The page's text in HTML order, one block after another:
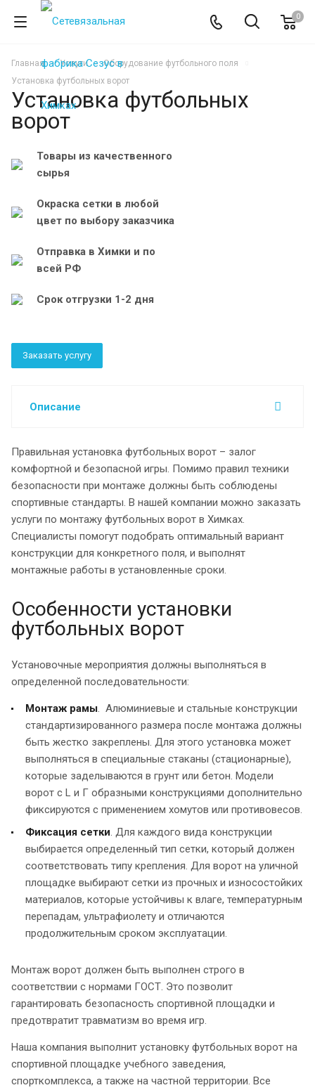
0
Главная Услуги
Оборудование футбольного поля
Установка футбольных ворот
Установка футбольных
ворот
Товары из качественного
сырья
Окраска сетки в любой
цвет по выбору заказчика
Отправка в Химки и по
всей РФ
Срок отгрузки 1-2 дня
Заказать услугу
Описание
Правильная установка футбольных ворот – залог
комфортной и безопасной игры. Помимо правил техники
безопасности при монтаже должны быть соблюдены
спортивные стандарты. В нашей компании можно заказать
услуги по монтажу футбольных ворот в Химках.
Специалисты помогут подобрать оптимальный вариант
конструкции для конкретного поля, и выполнят
монтажные работы в установленные сроки.
Особенности установки
футбольных ворот
Установочные мероприятия должны выполняться в
определенной последовательности:
Монтаж рамы. Алюминиевые и стальные конструкции
стандартизированного размера после монтажа должны
быть жестко закреплены. Для этого установка может
выполняться в специальные стаканы (стационарные),
которые заделываются в грунт или бетон. Модели
ворот с L и Г образными конструкциями дополнительно
фиксируются с применением хомутов или противовесов.
Фиксация сетки. Для каждого вида конструкции
выбирается определенный тип сетки, который должен
соответствовать типу крепления. Для ворот на уличной
площадке выбирают сетки из прочных и износостойких
материалов, которые устойчивы к влаге, температурным
перепадам, ультрафиолету и отличаются
продолжительным сроком эксплуатации.
Монтаж ворот должен быть выполнен строго в
соответствии с нормами ГОСТ. Это позволит
гарантировать безопасность спортивной площадки и
предотвратит травматизм во время игр.
Наша компания выполнит установку футбольных ворот на
спортивной площадке учебного заведения,
спорткомплекса, а также на частной территории. Все